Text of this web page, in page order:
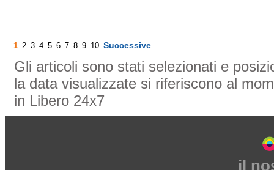
1 2 3 4 5 6 7 8 9 10 Successive
Gli articoli sono stati selezionati e
la data visualizzate si riferiscono al
in Libero 24x7
il